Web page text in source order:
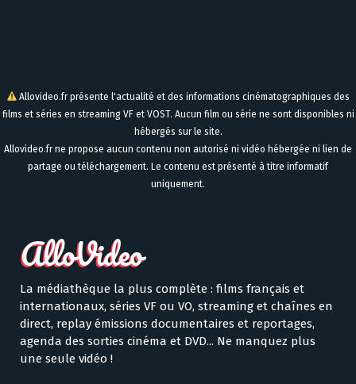
Allovideo.fr présente l'actualité et des informations cinématographiques des
films et séries en streaming VF et VOST. Aucun film ou série ne sont disponibles ni
hébergés sur le site.
Allovideo.fr ne propose aucun contenu non autorisé ni vidéo hébergée ni lien de
partage ou téléchargement. Le contenu est présenté à titre informatif
uniquement.
La médiathèque la plus complète : films français et
internationaux, séries VF ou VO, streaming et chaînes en
direct, replay émissions documentaires et reportages,
agenda des sorties cinéma et DVD... Ne manquez plus
une seule vidéo !